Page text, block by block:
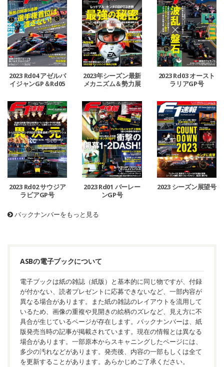
2023 Rd04 アゼルバ
イジャンGP＆Rd05
2023年シーズン最新
メカニズム＆勢力展
望号
2023 Rd03 オースト
ラリアGP号
2023 Rd02 サウジア
ラビアGP号
2023 Rd01 バーレー
ンGP号
2023 シーズン展望号
バックナンバーをもっと見る
ASBの電子ブックについて
電子ブックは紙の雑誌（紙版）と基本的に同じ物ですが、付録
が付かない、読者プレゼントに応募できないなど、一部内容が
異なる場合があります。また紙の雑誌のレイアウトを流用して
いるため、画像の重複や見開きの絵柄のズレなど、見え方に不
具合が生じているページが存在します。バックナンバーは、紙
版発売当時の記事が掲載されています。現在の情報とは異なる
場合があります。一部原本からスキャニングしたページには、
多少の汚れなどがあります。発売後、内容の一部もしくは全て
を更新することがあります。あらかじめご了承ください。